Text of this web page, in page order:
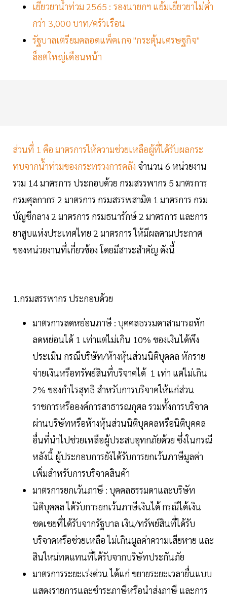
เยียวยาน้ำท่วม 2565 : รองนายกฯ แย้มเยียวยาไม่ต่ำ
กว่า 3,000 บาท/ครัวเรือน
รัฐบาลเตรียมคลอดแพ็คเกจ "กระตุ้นเศรษฐกิจ"
ล็อตใหญ่เดือนหน้า
ส่วนที่ 1 คือ มาตรการให้ความช่วยเหลือผู้ที่ได้รับผลกระ
ทบจากน้ำท่วมของกระทรวงการคลัง จำนวน 6 หน่วยงาน
รวม 14 มาตรการ ประกอบด้วย กรมสรรพากร 5 มาตรการ
กรมศุลกากร 2 มาตรการ กรมสรรพสามิต 1 มาตรการ กรม
บัญชีกลาง 2 มาตรการ กรมธนารักษ์ 2 มาตรการ และการ
ยาสูบแห่งประเทศไทย 2 มาตรการ ให้มีผลตามประกาศ
ของหน่วยงานที่เกี่ยวข้อง โดยมีสาระสำคัญ ดังนี้
1.กรมสรรพากร ประกอบด้วย
มาตรการลดหย่อนภาษี : บุคคลธรรมดาสามารถหัก
ลดหย่อนได้ 1 เท่าแต่ไม่เกิน 10% ของเงินได้พึง
ประเมิน กรณีบริษัท/ห้างหุ้นส่วนนิติบุคคล หักราย
จ่ายเงินหรือทรัพย์สินที่บริจาคได้ 1 เท่า แต่ไม่เกิน
2% ของกำไรสุทธิ สำหรับการบริจาคให้แก่ส่วน
ราชการหรือองค์การสาธารณกุศล รวมทั้งการบริจาค
ผ่านบริษัทหรือห้างหุ้นส่วนนิติบุคคลหรือนิติบุคคล
อื่นที่นำไปช่วยเหลือผู้ประสบอุทกภัยด้วย ซึ่งในกรณี
หลังนี้ ผู้ประกอบการยังได้รับการยกเว้นภาษีมูลค่า
เพิ่มสำหรับการบริจาคสินค้า
มาตรการยกเว้นภาษี : บุคคลธรรมดาและบริษัท
นิติบุคคล ได้รับการยกเว้นภาษีเงินได้ กรณีได้เงิน
ชดเชยที่ได้รับจากรัฐบาล เงิน/ทรัพย์สินที่ได้รับ
บริจาคหรือช่วยเหลือ ไม่เกินมูลค่าความเสียหาย และ
สินใหม่ทดแทนที่ได้รับจากบริษัทประกันภัย
มาตรการระยะเร่งด่วน ได้แก่ ขยายระยะเวลายื่นแบบ
แสดงรายการและชำระภาษีหรือนำส่งภาษี และการ